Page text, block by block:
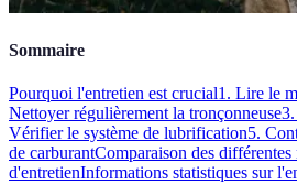
Sommaire
Pourquoi l'entretien est crucial1. Lire le
Nettoyer régulièrement la tronçonneuse
Vérifier le système de lubrification5.
de carburantComparaison des différentes
d'entretienInformations statistiques sur